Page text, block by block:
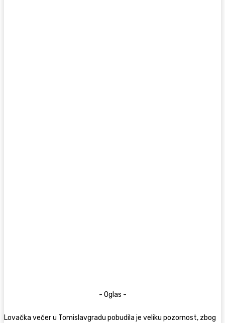
- Oglas -
Lovačka večer u Tomislavgradu pobudila je veliku pozornost, zbog